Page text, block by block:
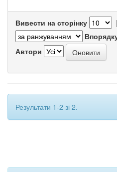
Вивести на сторінку |
Автори
Результати 1-2 зі 2.